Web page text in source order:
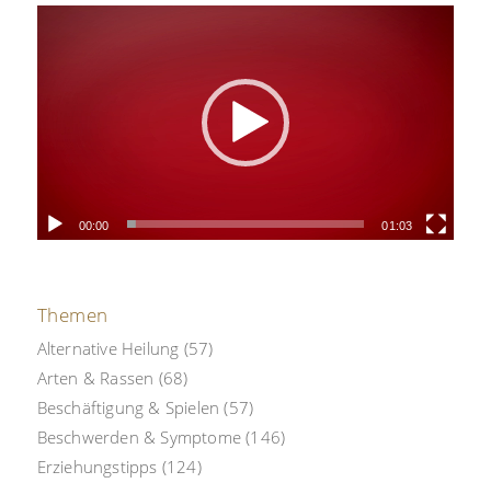
00:00 01:03
Themen
Alternative Heilung (57)
Arten & Rassen (68)
Beschäftigung & Spielen (57)
Beschwerden & Symptome (146)
Erziehungstipps (124)